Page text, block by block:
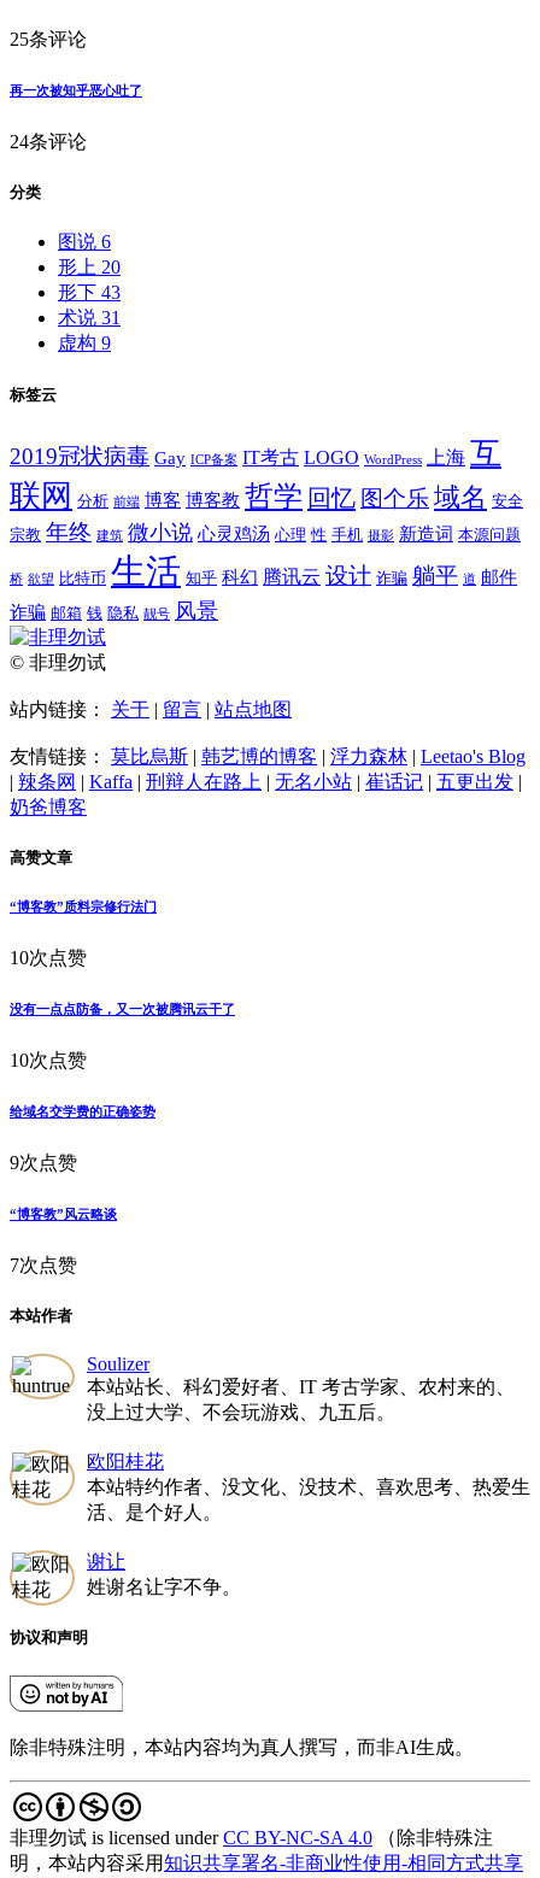
25条评论
再一次被知乎恶心吐了
24条评论
分类
图说 6
形上 20
形下 43
术说 31
虚构 9
标签云
2019冠状病毒 Gay ICP备案 IT考古 LOGO WordPress 上海 互
联网 分析 前端 博客 博客教 哲学 回忆 图个乐域名 安全
宗教 年终 建筑 微小说 心灵鸡汤 心理 性 手机 摄影 新造词 本源问题
桥 欲望 比特币 生活 知乎 科幻 腾讯云 设计 诈骗 躺平 道 邮件
诈骗 邮箱 钱 隐私 靓号 风景
© 非理勿试
站内链接： 关于 | 留言 | 站点地图
友情链接： 莫比烏斯 | 韩艺博的博客 | 浮力森林 | Leetao's Blog
| 辣条网 | Kaffa | 刑辩人在路上 | 无名小站 | 崔话记 | 五更出发 |
奶爸博客
高赞文章
“博客教”质料宗修行法门
10次点赞
没有一点点防备，又一次被腾讯云干了
10次点赞
给域名交学费的正确姿势
9次点赞
“博客教”风云略谈
7次点赞
本站作者
Soulizer
本站站长、科幻爱好者、IT 考古学家、农村来的、
没上过大学、不会玩游戏、九五后。
欧阳桂花
本站特约作者、没文化、没技术、喜欢思考、热爱生
活、是个好人。
谢让
姓谢名让字不争。
协议和声明
除非特殊注明，本站内容均为真人撰写，而非AI生成。
非理勿试 is licensed underCC BY-NC-SA 4.0 （除非特殊注
明，本站内容采用知识共享署名-非商业性使用-相同方式共享